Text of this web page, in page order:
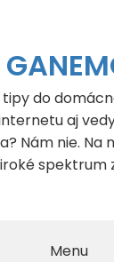
tipy do
aj
Nám nie. Na
spektrum
Menu